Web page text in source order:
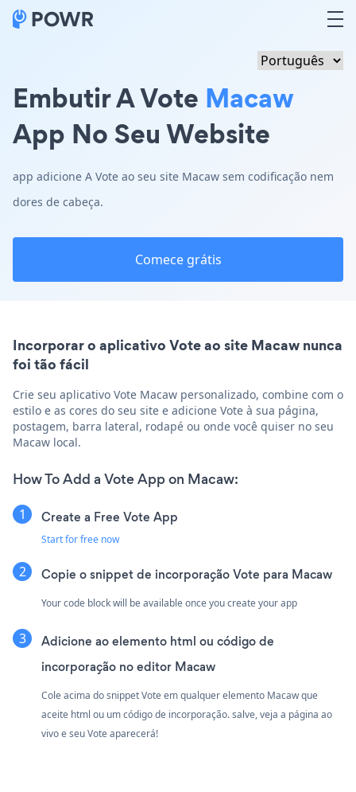
Embutir A Vote Macaw
App No Seu Website
app adicione A Vote ao seu site Macaw sem codificação nem
dores de cabeça.
Comece grátis
Incorporar o aplicativo Vote ao site Macaw nunca
foi tão fácil
Crie seu aplicativo Vote Macaw personalizado, combine com o
estilo e as cores do seu site e adicione Vote à sua página,
postagem, barra lateral, rodapé ou onde você quiser no seu
Macaw local.
How To Add a Vote App on Macaw:
Create a Free Vote App
Start for free now
Copie o snippet de incorporação Vote para Macaw
Your code block will be available once you create your app
Adicione ao elemento html ou código de
incorporação no editor Macaw
Cole acima do snippet Vote em qualquer elemento Macaw que
aceite html ou um código de incorporação. salve, veja a página ao
vivo e seu Vote aparecerá!